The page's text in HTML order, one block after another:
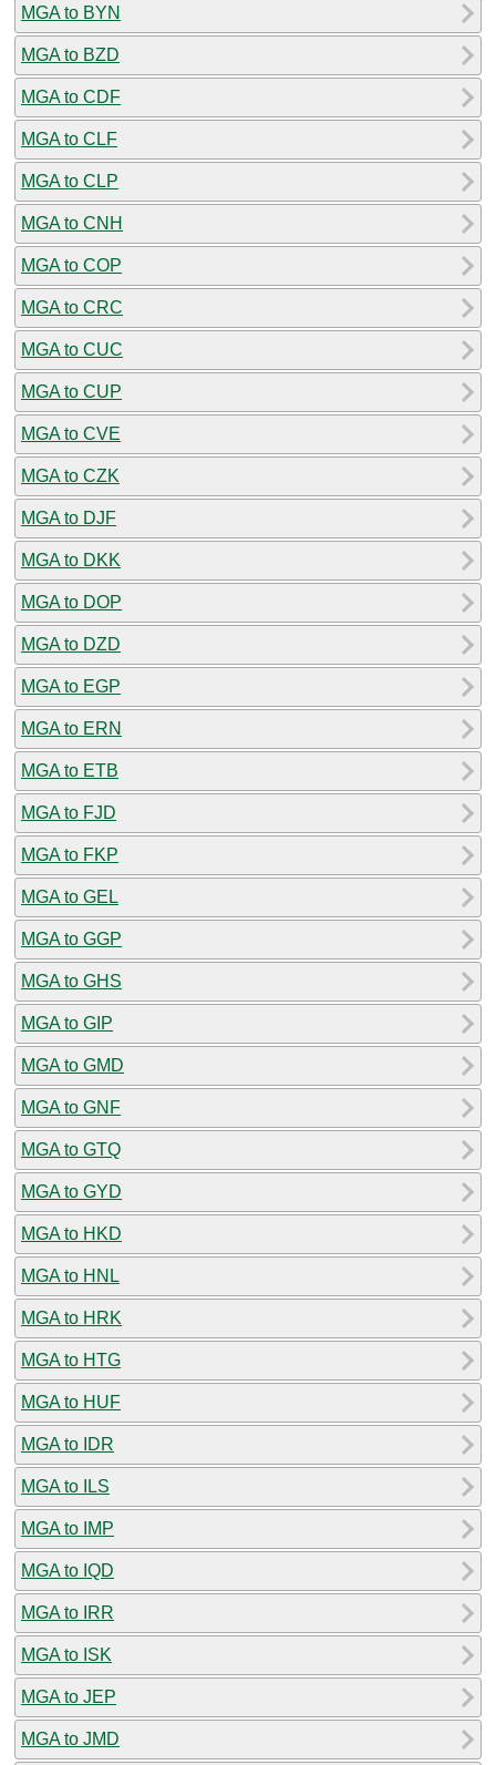
MGA to BYN
MGA to BZD
MGA to CDF
MGA to CLF
MGA to CLP
MGA to CNH
MGA to COP
MGA to CRC
MGA to CUC
MGA to CUP
MGA to CVE
MGA to CZK
MGA to DJF
MGA to DKK
MGA to DOP
MGA to DZD
MGA to EGP
MGA to ERN
MGA to ETB
MGA to FJD
MGA to FKP
MGA to GEL
MGA to GGP
MGA to GHS
MGA to GIP
MGA to GMD
MGA to GNF
MGA to GTQ
MGA to GYD
MGA to HKD
MGA to HNL
MGA to HRK
MGA to HTG
MGA to HUF
MGA to IDR
MGA to ILS
MGA to IMP
MGA to IQD
MGA to IRR
MGA to ISK
MGA to JEP
MGA to JMD